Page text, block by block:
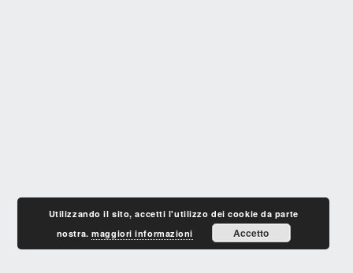
Utilizzando il sito, accetti l'utilizzo dei cookie da parte
nostra.maggiori informazioni Accetto